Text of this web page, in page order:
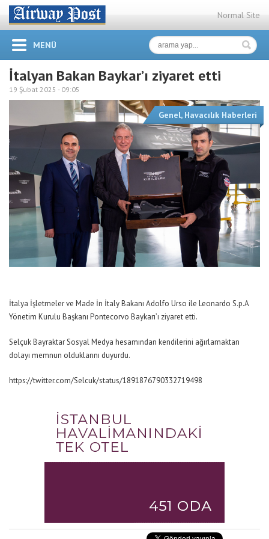
Normal Site
MENÜ
İtalyan Bakan Baykar’ı ziyaret etti
19 Şubat 2025 - 09:05
Genel, Havacılık Haberleri
İtalya İşletmeler ve Made İn İtaly Bakanı Adolfo Urso ile Leonardo S.p.A
Yönetim Kurulu Başkanı Pontecorvo Baykarı’ı ziyaret etti.
Selçuk Bayraktar Sosyal Medya hesamından kendilerini ağırlamaktan
dolayı memnun olduklarını duyurdu.
https://twitter.com/Selcuk/status/1891876790332719498